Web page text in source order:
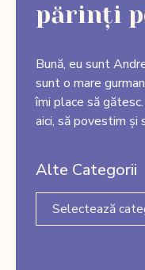
părinți
Bună, eu sunt
sunt o mare
îmi place să
aici, să povestim și
Alte Categorii